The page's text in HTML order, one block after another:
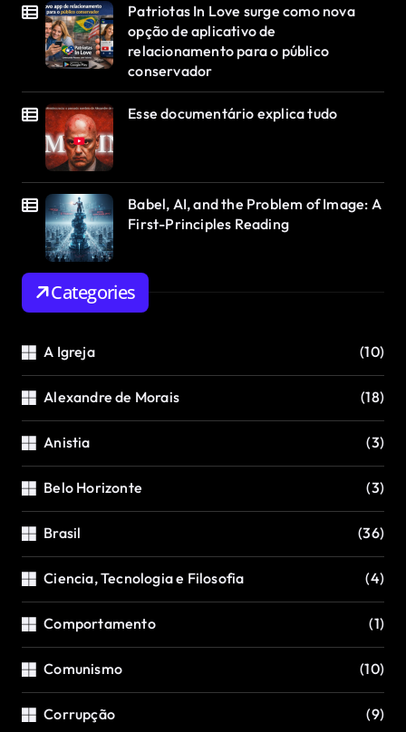
Patriotas In Love surge como nova
opção de aplicativo de
relacionamento para o público
conservador
Esse documentário explica tudo
Babel, AI, and the Problem of Image: A
First-Principles Reading
Categories
A Igreja (10)
Alexandre de Morais (18)
Anistia (3)
Belo Horizonte (3)
Brasil (36)
Ciencia, Tecnologia e Filosofia (4)
Comportamento (1)
Comunismo (10)
Corrupção (9)